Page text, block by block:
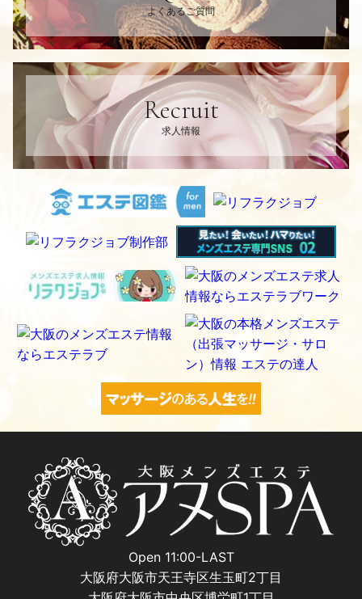
よくあるご質問
Recruit
求人情報
Open 11:00-LAST
大阪府大阪市天王寺区生玉町2丁目